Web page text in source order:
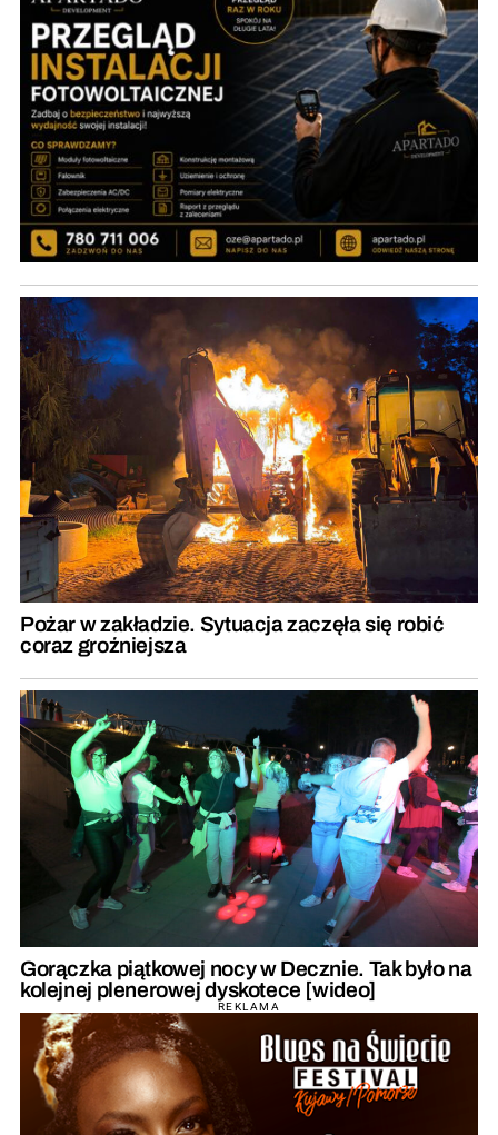
Pożar w zakładzie. Sytuacja zaczęła się robić
coraz groźniejsza
Gorączka piątkowej nocy w Decznie. Tak było na
kolejnej plenerowej dyskotece [wideo]
REKLAMA